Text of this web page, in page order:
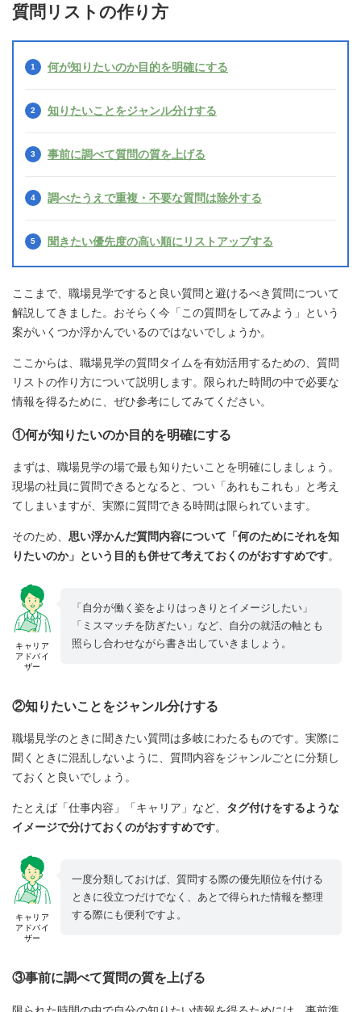
質問リストの作り方
何が知りたいのか目的を明確にする
知りたいことをジャンル分けする
事前に調べて質問の質を上げる
調べたうえで重複・不要な質問は除外する
聞きたい優先度の高い順にリストアップする
ここまで、職場見学ですると良い質問と避けるべき質問について
解説してきました。おそらく今「この質問をしてみよう」という
案がいくつか浮かんでいるのではないでしょうか。
ここからは、職場見学の質問タイムを有効活用するための、質問
リストの作り方について説明します。限られた時間の中で必要な
情報を得るために、ぜひ参考にしてみてください。
①何が知りたいのか目的を明確にする
まずは、職場見学の場で最も知りたいことを明確にしましょう。
現場の社員に質問できるとなると、つい「あれもこれも」と考え
てしまいますが、実際に質問できる時間は限られています。
そのため、 思い浮かんだ質問内容について「何のためにそれを知
りたいのか」という目的も併せて考えておくのがおすすめです。
キャリア
アドバイ
ザー
「自分が働く姿をよりはっきりとイメージしたい」
「ミスマッチを防ぎたい」など、自分の就活の軸とも
照らし合わせながら書き出していきましょう。
②知りたいことをジャンル分けする
職場見学のときに聞きたい質問は多岐にわたるものです。実際に
聞くときに混乱しないように、質問内容をジャンルごとに分類し
ておくと良いでしょう。
たとえば「仕事内容」「キャリア」など、 タグ付けをするような
イメージで分けておくのがおすすめです。
キャリア
アドバイ
ザー
一度分類しておけば、質問する際の優先順位を付ける
ときに役立つだけでなく、あとで得られた情報を整理
する際にも便利ですよ。
③事前に調べて質問の質を上げる